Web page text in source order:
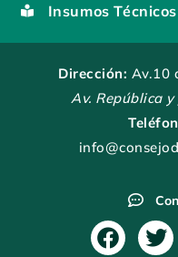
Insumos Técnicos
Dirección: Av.10
Av. República y
F
T